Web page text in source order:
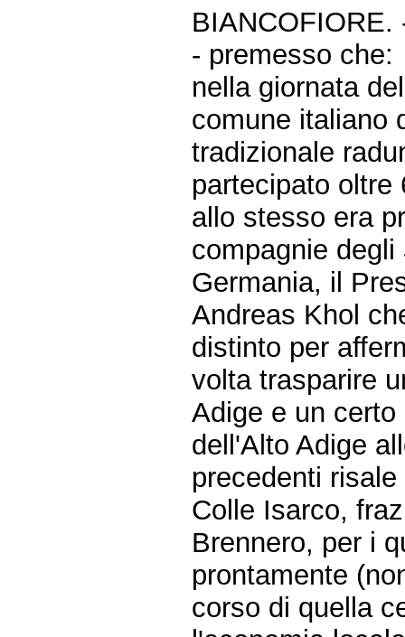
- premesso che:
nella giornata
comune italiano
tradizionale
partecipato
allo stesso era
compagnie degli
Germania, il
Andreas Khol
distinto per
volta trasparire
Adige e un
dell'Alto Adige
precedenti
Colle Isarco,
Brennero, per i
prontamente
corso di quella